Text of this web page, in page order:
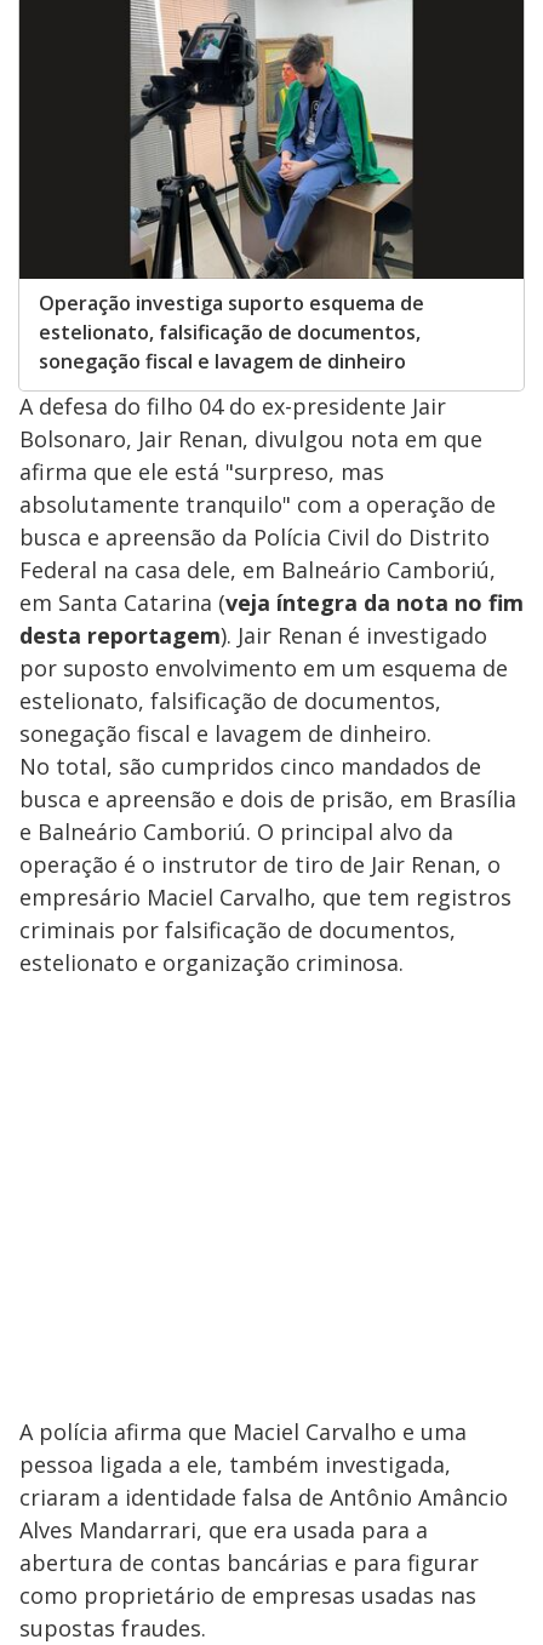
Operação investiga suporto esquema de
estelionato, falsificação de documentos,
sonegação fiscal e lavagem de dinheiro
A defesa do filho 04 do ex-presidente Jair
Bolsonaro, Jair Renan, divulgou nota em que
afirma que ele está "surpreso, mas
absolutamente tranquilo" com a operação de
busca e apreensão da Polícia Civil do Distrito
Federal na casa dele, em Balneário Camboriú,
em Santa Catarina (veja íntegra da nota no fim
desta reportagem). Jair Renan é investigado
por suposto envolvimento em um esquema de
estelionato, falsificação de documentos,
sonegação fiscal e lavagem de dinheiro.
No total, são cumpridos cinco mandados de
busca e apreensão e dois de prisão, em Brasília
e Balneário Camboriú. O principal alvo da
operação é o instrutor de tiro de Jair Renan, o
empresário Maciel Carvalho, que tem registros
criminais por falsificação de documentos,
estelionato e organização criminosa.
A polícia afirma que Maciel Carvalho e uma
pessoa ligada a ele, também investigada,
criaram a identidade falsa de Antônio Amâncio
Alves Mandarrari, que era usada para a
abertura de contas bancárias e para figurar
como proprietário de empresas usadas nas
supostas fraudes.